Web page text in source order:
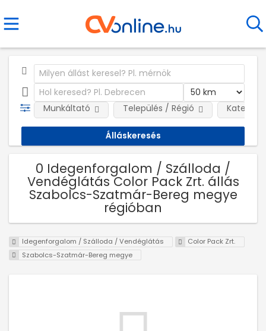
Munkáltató Település / Régió
0 Idegenforgalom / Szálloda /
Vendéglátás Color Pack Zrt. állás
Szabolcs-Szatmár-Bereg megye
régióban
Idegenforgalom / Szálloda / Vendéglátás
Color Pack Zrt.
Szabolcs-Szatmár-Bereg megye